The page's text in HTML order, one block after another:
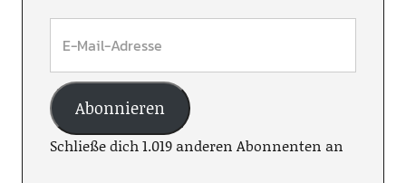
Abonnieren
Schließe dich 1.019 anderen Abonnenten an